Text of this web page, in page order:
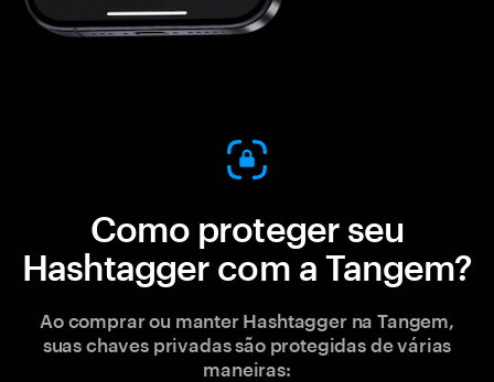
Como proteger seu
Hashtagger com a Tangem?
Ao comprar ou manter Hashtagger na Tangem,
suas chaves privadas são protegidas de várias
maneiras: